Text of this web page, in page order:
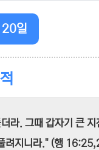
일
라. 그때 갑자기 큰 지
려지니라." (행